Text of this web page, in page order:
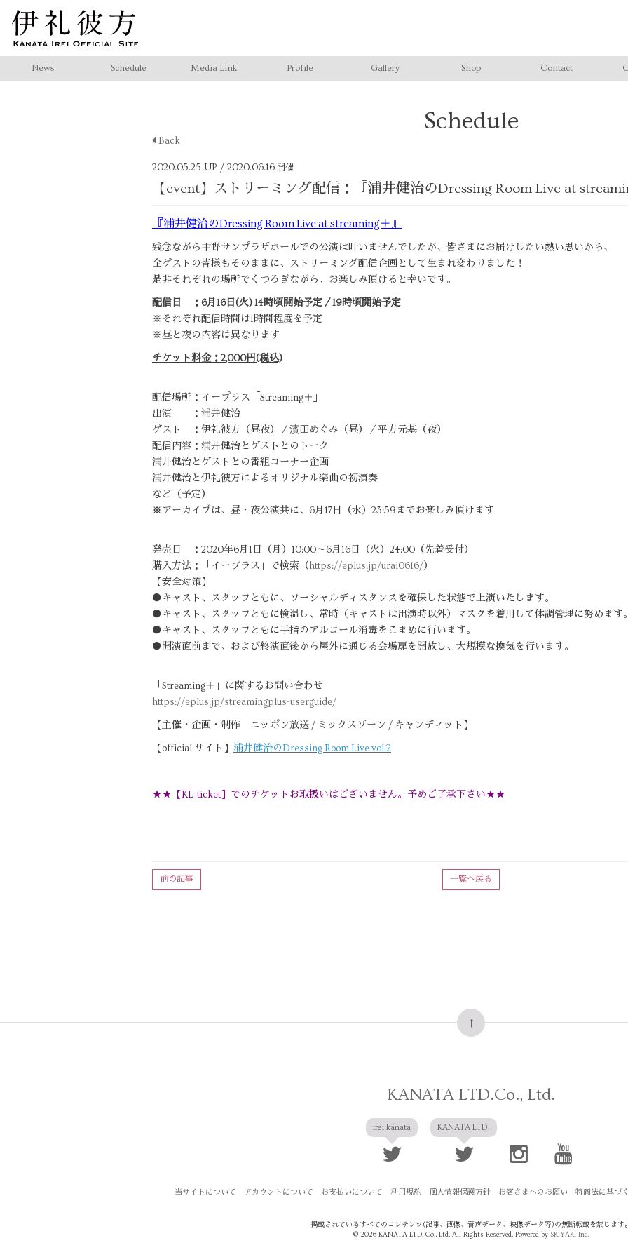
News Schedule Media Link Profile Gallery Shop Contact
Schedule
Back
2020.05.25 UP / 2020.06.16 開催
【event】ストリーミング配信：『浦井健治のDressing Room Live at
『浦井健治のDressing Room Live at streaming＋』
残念ながら中野サンプラザホールでの公演は叶いませんでしたが、皆さまにお届けしたい熱い思いから、
全ゲストの皆様もそのままに、ストリーミング配信企画として生まれ変わりました！
是非それぞれの場所でくつろぎながら、お楽しみ頂けると幸いです。
配信日 ：6月16日(火) 14時頃開始予定／19時頃開始予定
※それぞれ配信時間は1時間程度を予定
※昼と夜の内容は異なります
チケット料金：2,000円(税込)
配信場所：イープラス「Streaming＋」
出演 ：浦井健治
ゲスト ：伊礼彼方（昼夜）／濱田めぐみ（昼）／平方元基（夜）
配信内容：浦井健治とゲストとのトーク
浦井健治とゲストとの番組コーナー企画
浦井健治と伊礼彼方によるオリジナル楽曲の初演奏
など（予定）
※アーカイブは、昼・夜公演共に、6月17日（水）23:59までお楽しみ頂けます
発売日 ：2020年6月1日（月）10:00～6月16日（火）24:00（先着受付）
購入方法：「イープラス」で検索（https://eplus.jp/urai0616/）
【安全対策】
●キャスト、スタッフともに、ソーシャルディスタンスを確保した状態で上演いたします。
●キャスト、スタッフともに検温し、常時（キャストは出演時以外）マスクを着用して体調管理に努めます
●キャスト、スタッフともに手指のアルコール消毒をこまめに行います。
●開演直前まで、および終演直後から屋外に通じる会場扉を開放し、大規模な換気を行います。
「Streaming＋」に関するお問い合わせ
https://eplus.jp/streamingplus-userguide/
【主催・企画・制作 ニッポン放送 / ミックスゾーン / キャンディット】
【official サイト】 浦井健治のDressing Room Live vol.2
★★【KL‐ticket】でのチケットお取扱いはございません。予めご了承下さい★★
一覧へ戻る
前の記事
KANATA LTD.Co., Ltd.
irei kanata KANATA LTD.
当サイトについて アカウントについて お支払いについて 利用規約 個人情報保護方針 お客さまへのお願い 特商法に基づ
掲載されているすべてのコンテンツ (記事、画像、音声データ、映像データ等)の無断転載を禁じます
© 2026 KANATA LTD. Co., Ltd. All Rights Reserved. Powered by SKIYAKI Inc.